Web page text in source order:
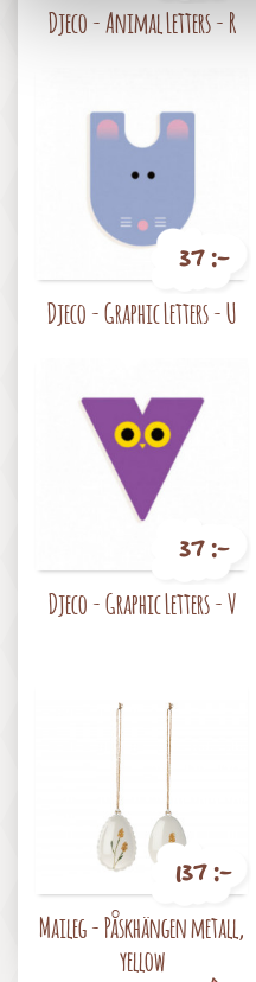
Djeco - Animal Letters - R
37 :-
Djeco - Graphic Letters - U
37 :-
Djeco - Graphic Letters - V
137 :-
Maileg - Påskhängen metall,
yellow